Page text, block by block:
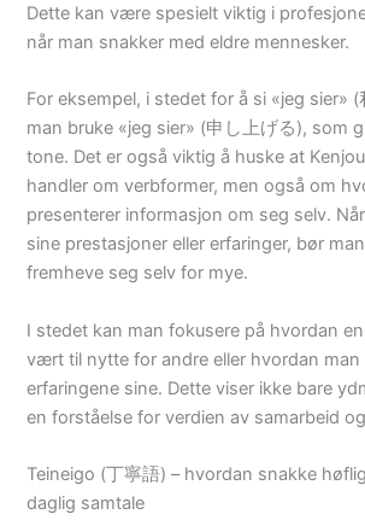
Dette kan være spesielt viktig i
når man snakker med eldre mennesker.
For eksempel, i stedet for å si «jeg sier» (
man bruke «jeg sier» (申し上げる), som
tone. Det er også viktig å huske at
handler om verbformer, men også om
presenterer informasjon om seg selv.
sine prestasjoner eller erfaringer, bør
fremheve seg selv for mye.
I stedet kan man fokusere på hvordan
vært til nytte for andre eller hvordan
erfaringene sine. Dette viser ikke bare
en forståelse for verdien av samarbeid
Teineigo (丁寧語) – hvordan snakke
daglig samtale